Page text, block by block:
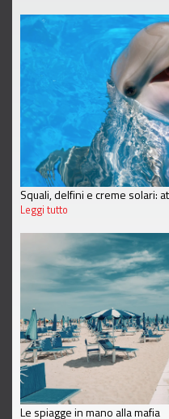
Squali, delfini e creme solari:
Leggi tutto
Le spiagge in mano alla mafia